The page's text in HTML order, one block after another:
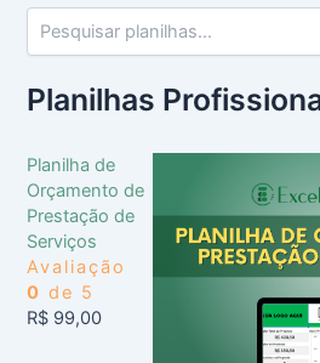
Planilhas
Planilha de
Orçamento de
Prestação de
Serviços
Avaliação
0 de 5
R$ 99,00